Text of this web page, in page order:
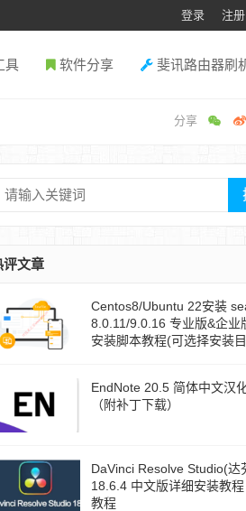
登录 注册
具 软件分享 斐讯路由器刷
评文章
Centos8/Ubuntu 22安装
8.0.11/9.0.16 专业版&企业
安装脚本教程(可选择安装
EndNote 20.5 简体中文汉
（附补丁下载）
DaVinci Resolve Studio(达
18.6.4 中文版详细安装教
教程